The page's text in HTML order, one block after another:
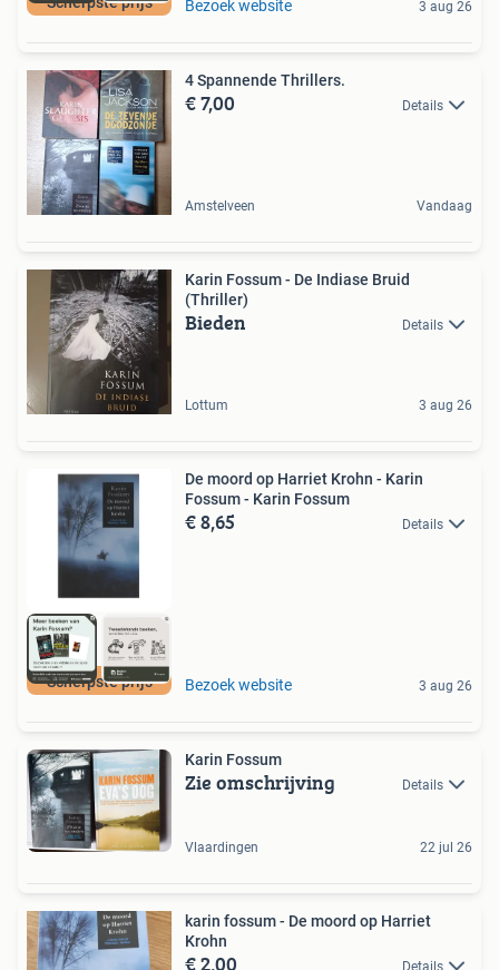
Bezoek website 3 aug 26
4 Spannende Thrillers.
€ 7,00 Details
Amstelveen Vandaag
Karin Fossum - De Indiase Bruid
(Thriller)
Bieden Details
Lottum 3 aug 26
Scherpste prijs
De moord op Harriet Krohn - Karin
Fossum - Karin Fossum
€ 8,65 Details
Bezoek website 3 aug 26
Karin Fossum
Zie omschrijving Details
Vlaardingen 22 jul 26
karin fossum - De moord op Harriet
Krohn
€ 2,00 Details